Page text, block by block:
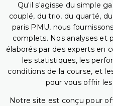
Qu'il s'agisse du simple
couplé, du trio, du quarté,
paris PMU, nous
complets. Nos analyses et
élaborés par des experts en
les statistiques, les
conditions de la course, et
pour vous offrir
Notre site est conçu pour